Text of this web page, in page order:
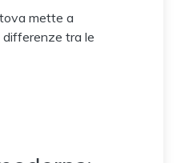
mette a
differenze tra le